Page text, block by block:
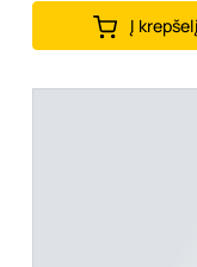
Į krepšelį